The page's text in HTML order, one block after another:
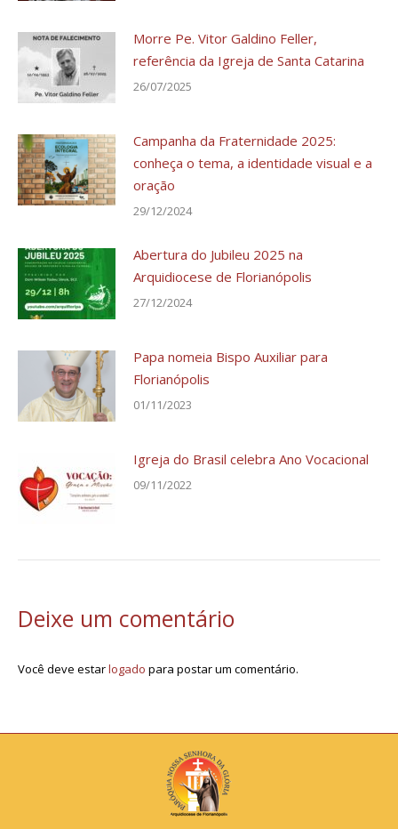
Morre Pe. Vitor Galdino Feller,
referência da Igreja de Santa Catarina
26/07/2025
Campanha da Fraternidade 2025:
conheça o tema, a identidade visual e a
oração
29/12/2024
Abertura do Jubileu 2025 na
Arquidiocese de Florianópolis
27/12/2024
Papa nomeia Bispo Auxiliar para
Florianópolis
01/11/2023
Igreja do Brasil celebra Ano Vocacional
09/11/2022
Deixe um comentário
Você deve estarlogado para postar um comentário.